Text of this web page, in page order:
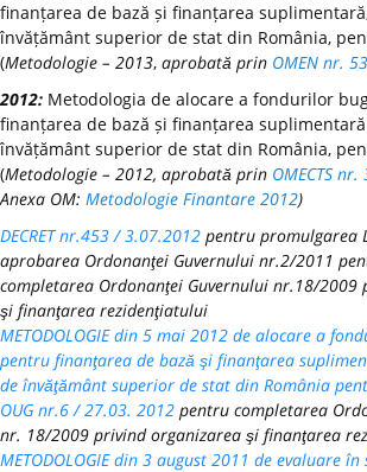
finanțarea de bază și finanțarea
învățământ superior de stat din România,
(Metodologie – 2013, aprobată prin OMEN nr.
2012: Metodologia de alocare a fondurilor
finanțarea de bază și finanțarea
învățământ superior de stat din România,
(Metodologie – 2012, aprobată prin OMECTS
Anexa OM: Metodologie Finantare 2012)
DECRET nr.453 / 3.07.2012 pentru promulgarea
aprobarea Ordonanţei Guvernului nr.2/2011
completarea Ordonanţei Guvernului nr.18/2009
şi finanţarea rezidenţiatului
METODOLOGIE din 5 mai 2012 de alocare a
pentru finanţarea de bază şi finanţarea
de învăţământ superior de stat din România
OUG nr.6 / 27.03. 2012 pentru completarea
nr. 18/2009 privind organizarea şi finanţarea
METODOLOGIE din 3 august 2011 de evaluare